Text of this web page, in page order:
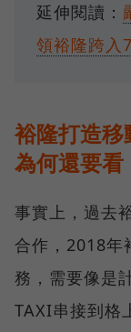
延伸閱讀：
領裕隆跨入
裕隆打造移
為何還要看
事實上，過去
合作，2018年
務，需要像是
TAXI串接到格